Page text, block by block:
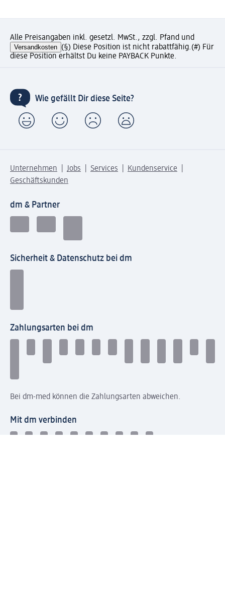
Alle Preisangaben inkl. gesetzl. MwSt., zzgl. Pfand und
Versandkosten (§) Diese Position ist nicht rabattfähig.(#) Für
diese Position erhältst Du keine PAYBACK Punkte.
Wie gefällt Dir diese Seite?
Unternehmen Jobs Services
Kundenservice
Geschäftskunden
dm & Partner
Sicherheit & Datenschutz bei dm
Zahlungsarten bei dm
Bei dm-med können die Zahlungsarten abweichen.
Mit dm verbinden